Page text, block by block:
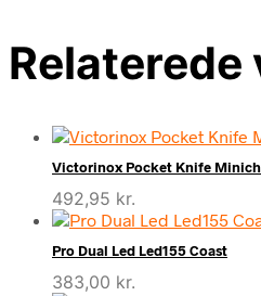
Relaterede
Victorinox Pocket Knife
492,95 kr.
Pro Dual Led Led155 Coast
383,00 kr.